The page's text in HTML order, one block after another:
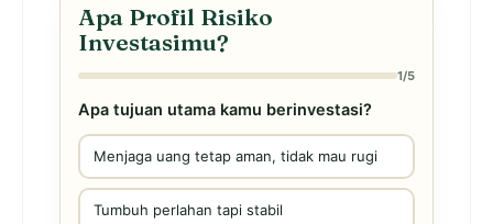
Apa Profil Risiko
Investasimu?
1/5
Apa tujuan utama kamu berinvestasi?
Menjaga uang tetap aman, tidak mau rugi
Tumbuh perlahan tapi stabil